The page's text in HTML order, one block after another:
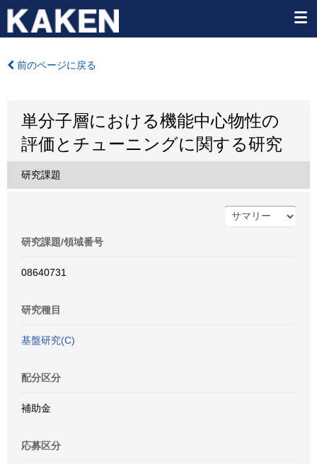
前のページに戻る
単分子層における機能中心物性の
評価とチューニングに関する研究
研究課題
研究課題/領域番号
08640731
研究種目
基盤研究(C)
配分区分
補助金
応募区分